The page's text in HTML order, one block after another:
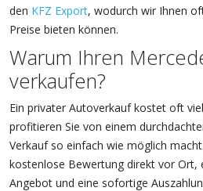
den KFZ Export, wodurch wir Ihnen
Preise bieten können.
Warum Ihren
verkaufen?
Ein privater Autoverkauf kostet oft
profitieren Sie von einem
Verkauf so einfach wie möglich
kostenlose Bewertung direkt vor Ort,
Angebot und eine sofortige